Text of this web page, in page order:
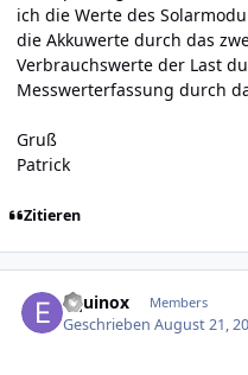
ich die Werte des
die Akkuwerte durch das
Verbrauchswerte der Last
Messwerterfassung durch
Gruß
Patrick
Zitieren
Equinox Members
GeschriebenAugust 21,